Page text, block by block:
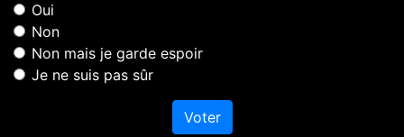
Oui
Non
Non mais je garde espoir
Je ne suis pas sûr
Voter